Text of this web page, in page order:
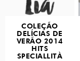
COLEÇÃO
DELÍCIAS DE
VERÃO 2014
HITS
SPECIALLITÀ